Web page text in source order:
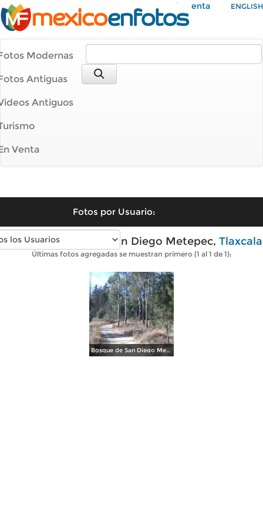
Mi Cuenta ENGLISH
Modernas
Antiguas
Antiguos
Venta
Fotos por Usuario:
Fotos modernas de San Diego Metepec, Tlaxcala
Últimas fotos agregadas se muestran primero (1 al 1 de 1):
Bosque de San Diego Metepec. Enero/2016